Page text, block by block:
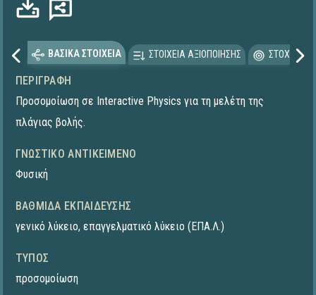
ΒΑΣΙΚΑ ΣΤΟΙΧΕΙΑ ΣΤΟΙΧΕΙΑ ΑΞΙΟΠΟΙΗΣΗΣ
ΠΕΡΙΓΡΑΦΉ
Προσομοίωση σε Interactive Physics για τη μελέτη της
πλάγιας βολής.
ΓΝΩΣΤΙΚΌ ΑΝΤΙΚΕΊΜΕΝΟ
Φυσική
ΒΑΘΜΊΔΑ ΕΚΠΑΊΔΕΥΣΗΣ
γενικό λύκειο, επαγγελματικό λύκειο (ΕΠΑ.Λ.)
ΤΎΠΟΣ
προσομοίωση